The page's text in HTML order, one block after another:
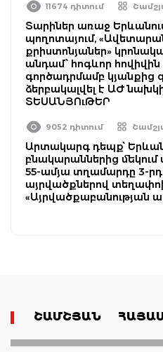
11674 դիտում
Տարիներ առաջ
պողոտայում,
քրիստոնյաներ»
անդամ՝ հոգևոր
գործադրմամբ կյանքից
ձերբակալվել է ԱԺ
ՏԵՍԱՆՅՈւԹԵՐ
9052 դիտում
Արտակարգ դեպք՝
բնակարաններից մեկում
55-ամյա տղամարդը 3-
այրվածքներով
«Այրվածքաբանության
ՇԱՄՇՅԱՆ